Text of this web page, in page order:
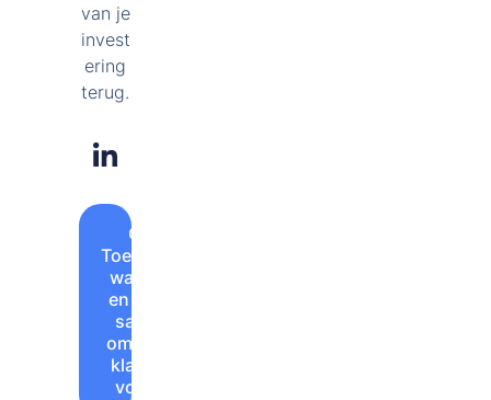
van je
invest
ering
terug.
Ontdek de
Toekomstkamer:
waar innovatie
en technologie
samenkomen
om jouw bedrijf
klaar te maken
voor morgen.